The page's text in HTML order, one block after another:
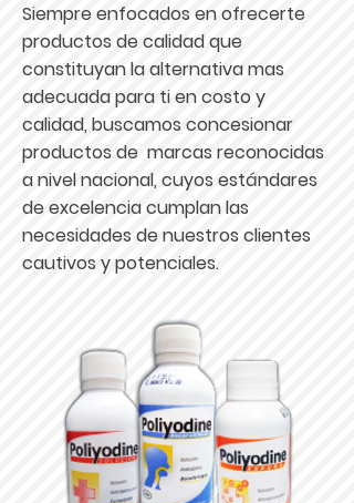
Siempre enfocados en ofrecerte
productos de calidad que
constituyan la alternativa mas
adecuada para ti en costo y
calidad, buscamos concesionar
productos de marcas reconocidas
a nivel nacional, cuyos estándares
de excelencia cumplan las
necesidades de nuestros clientes
cautivos y potenciales.